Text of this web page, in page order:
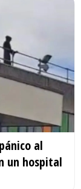
al
un hospital